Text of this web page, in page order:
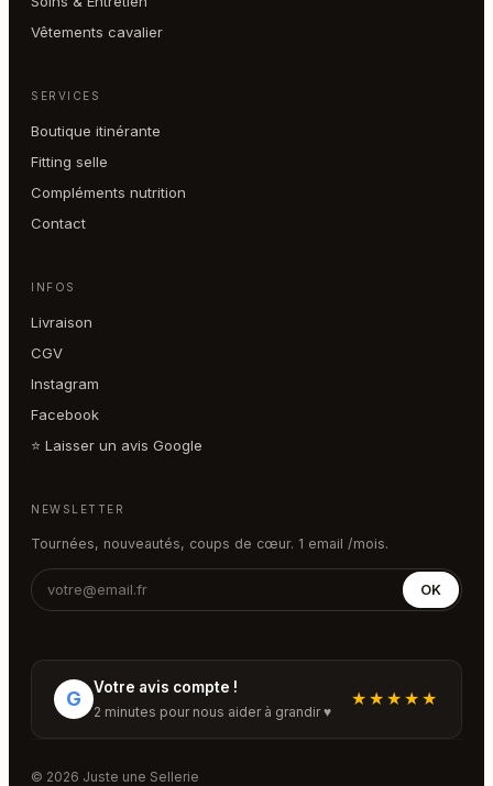
Vêtements cavalier
SERVICES
Boutique itinérante
Fitting selle
Compléments nutrition
Contact
INFOS
Livraison
CGV
Instagram
Facebook
⭐ Laisser un avis Google
NEWSLETTER
Tournées, nouveautés, coups de cœur. 1 email /mois.
OK
G Votre avis compte !
2 minutes pour nous aider à grandir ♥
★★★★★
© 2026 Juste une Sellerie